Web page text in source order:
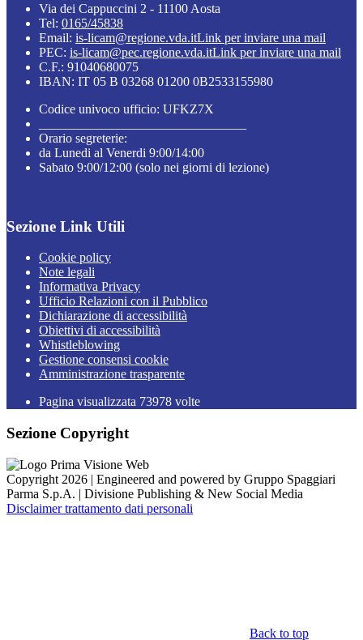
Via dei Cappuccini 2 - 11100 Aosta
Tel: 0165/45838
Email: is-licam@regione.vda.itLink per inviare una mail
PEC: is-licam@pec.regione.vda.itLink per inviare una mail
C.F.: 91040680075
IBAN: IT 05 B 03268 01200 0B2533155980
Codice univoco ufficio: UFKZ7X
Orario segreterie:
da Lunedi al Venerdi 9:00/14:00
Sabato 9:00/12:00 (solo nei giorni di lezione)
Sezione Link Utili
Cookie policy
Note legali
Informativa Privacy
Ufficio Relazioni con il Pubblico
Dichiarazione di accessibilità
Obiettivi di accessibilità
Whistleblowing
Gestione consensi cookie
Amministrazione trasparente
Pagina visualizzata 73978 volte
Sezione Copyright
Copyright 2026 | Engineered and powered by Gruppo Spaggiari
Parma S.p.A. | Divisione Publishing & New Social Media
Disclaimer trattamento dati personali
Back to top